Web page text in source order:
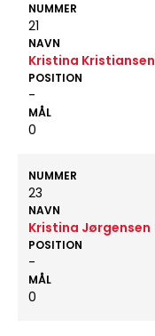
NUMMER
21
NAVN
Kristina Kristiansen
POSITION
-
MÅL
0
NUMMER
23
NAVN
Kristina Jørgensen
POSITION
-
MÅL
0